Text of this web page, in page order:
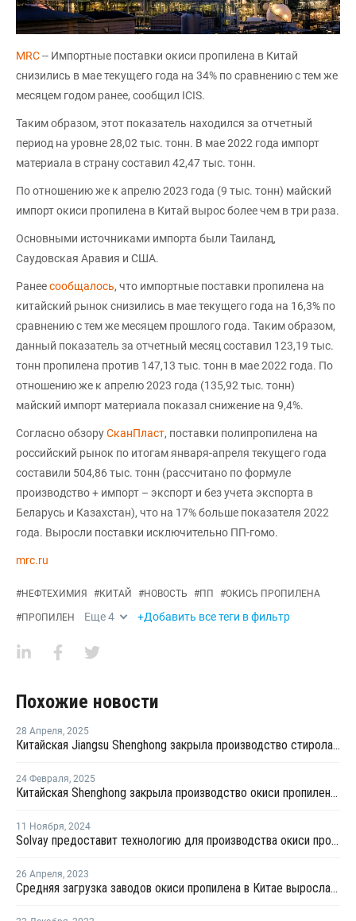
MRC-- Импортные поставки окиси пропилена в Китай
снизились в мае текущего года на 34% по сравнению с тем же
месяцем годом ранее, сообщил ICIS.
Таким образом, этот показатель находился за отчетный
период на уровне 28,02 тыс. тонн. В мае 2022 года импорт
материала в страну составил 42,47 тыс. тонн.
По отношению же к апрелю 2023 года (9 тыс. тонн) майский
импорт окиси пропилена в Китай вырос более чем в три раза.
Основными источниками импорта были Таиланд,
Саудовская Аравия и США.
Ранеесообщалось, что импортные поставки пропилена на
китайский рынок снизились в мае текущего года на 16,3% по
сравнению с тем же месяцем прошлого года. Таким образом,
данный показатель за отчетный месяц составил 123,19 тыс.
тонн пропилена против 147,13 тыс. тонн в мае 2022 года. По
отношению же к апрелю 2023 года (135,92 тыс. тонн)
майский импорт материала показал снижение на 9,4%.
Согласно обзоруСканПласт, поставки полипропилена на
российский рынок по итогам января-апреля текущего года
составили 504,86 тыс. тонн (рассчитано по формуле
производство + импорт – экспорт и без учета экспорта в
Беларусь и Казахстан), что на 17% больше показателя 2022
года. Выросли поставки исключительно ПП-гомо.
mrc.ru
#НЕФТЕХИМИЯ #КИТАЙ #НОВОСТЬ #ПП #ОКИСЬ ПРОПИЛЕНА
#ПРОПИЛЕН Еще4 +Добавить все теги в фильтр
Похожие новости
28 Апреля, 2025
Китайская Jiangsu Shenghong закрыла производство стирола и окиси пропилена на неопределенный срок
24 Февраля, 2025
Китайская Shenghong закрыла производство окиси пропилена и стирола в Цзянсу из-за слабой маржи
11 Ноября, 2024
Solvay предоставит технологию для производства окиси пропилена в Китае
26 Апреля, 2023
Средняя загрузка заводов окиси пропилена в Китае выросла на 4,1%